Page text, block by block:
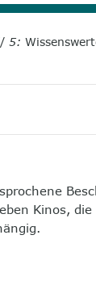
5:
Kinos,